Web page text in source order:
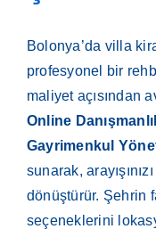
Bolonya’da villa
profesyonel bir
maliyet açısından
Online
Gayrimenkul
sunarak,
dönüştürür. Şehrin
seçeneklerini